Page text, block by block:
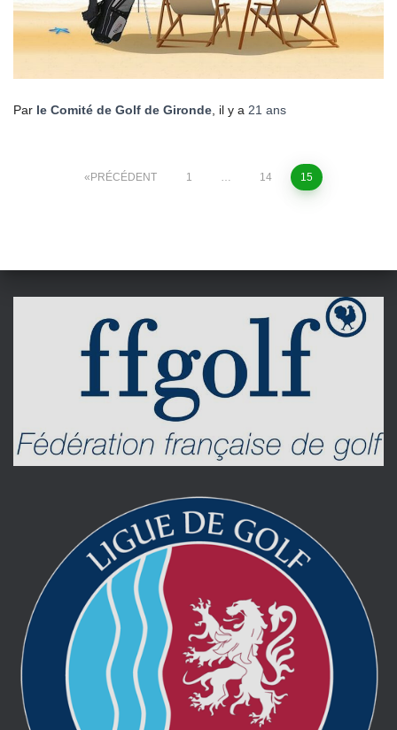
Par le Comité de Golf de Gironde , il y a 21 ans
Pagination
PRÉCÉDENT 1 14 15